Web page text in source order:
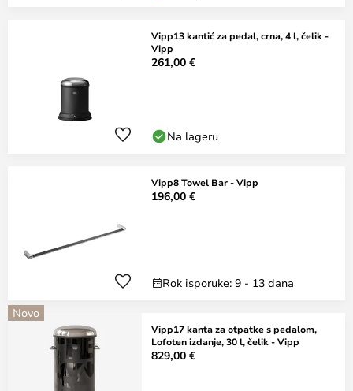
Vipp13 kantić za pedal, crna, 4 l, čelik -
Vipp
261,00 €
Na lageru
Vipp8 Towel Bar - Vipp
196,00 €
Rok isporuke: 9 - 13 dana
Novo
Vipp17 kanta za otpatke s pedalom,
Lofoten izdanje, 30 l, čelik - Vipp
829,00 €